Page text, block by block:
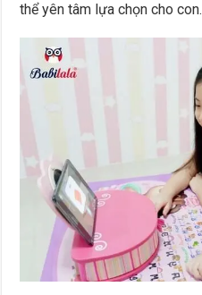
thể yên tâm lựa chọn cho con.